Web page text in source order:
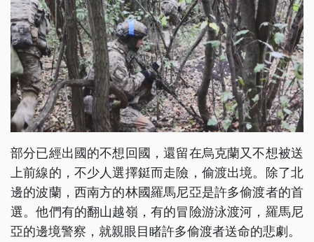
部分已經出國的不想回國，還留在烏克蘭又不想被送
上前線的，不少人選擇鋌而走險，偷渡出境。除了北
邊的波蘭，西南方的林國羅馬尼亞是許多偷渡者的首
選。他們有的翻山越嶺，有的冒險游泳渡河，羅馬尼
亞的邊境警察，就親眼目睹許多偷渡者送命的悲劇。